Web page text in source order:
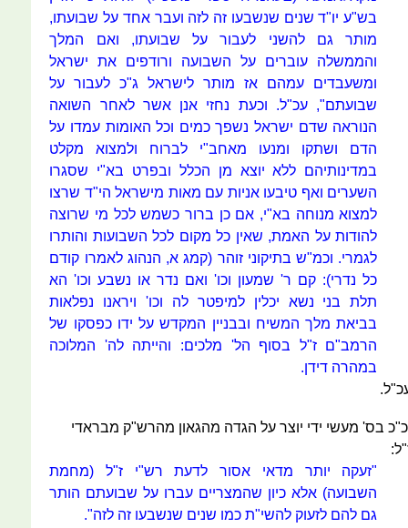
בש"ע יו"ד שנים שנשבעו זה לזה ועבר אחד על שבועתו,
מותר גם להשני לעבור על שבועתו, ואם המלך
והממשלה עוברים על השבועה ורודפים את ישראל
ומשעבדים עמהם אז מותר לישראל ג"כ לעבור על
שבועתם", עכ"ל. וכעת נחזי אנן אשר לאחר השואה
הנוראה שדם ישראל נשפך כמים וכל האומות עמדו על
הדם ושתקו ומנעו מאחב"י לברוח ולמצוא מקלט
במדינותיהם ללא יוצא מן הכלל ובפרט בא"י שסגרו
השערים ואף טיבעו אניות עם מאות מישראל הי"ד שרצו
למצוא מנוחה בא"י, אם כן ברור כשמש לכל מי שרוצה
להודות על האמת, שאין כל מקום לכל השבועות והותרו
לגמרי. וכמ"ש בתיקוני זוהר (קמג א, הנהוג לאמרו קודם
כל נדרי): קם ר' שמעון וכו' ואם נדר או נשבע וכו' הא
תלת בני נשא יכלין למיפטר לה וכו' ויראנו נפלאות
בביאת מלך המשיח ובבניין המקדש על ידו כפסקו של
הרמב"ם ז"ל בסוף הל' מלכים: והייתה לה' המלוכה
במהרה דידן.
בס' מעשי ידי יוצר על הגדה מהגאון מהרש"ק מבראדי
"זעקה יותר מדאי אסור לדעת רש"י ז"ל (מחמת
השבועה) אלא כיון שהמצריים עברו על שבועתם הותר
גם להם לזעוק להשי"ת כמו שנים שנשבעו זה לזה".